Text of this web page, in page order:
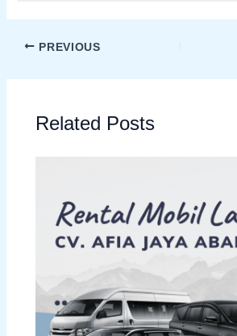
PREVIOUS
Related Posts